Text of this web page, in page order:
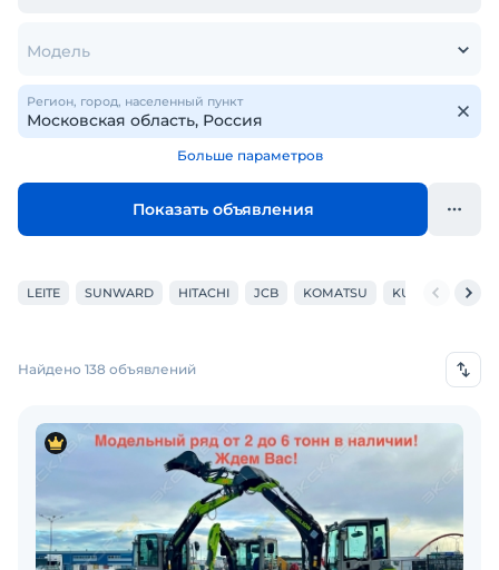
Модель
Регион, город, населенный пункт
Больше параметров
Показать объявления
LEITE SUNWARD HITACHI JCB KOMATSU KUBOTA
Найдено 138 объявлений